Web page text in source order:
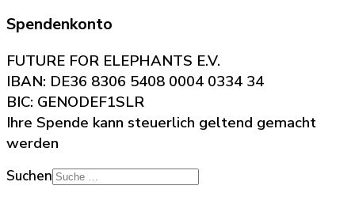
Spendenkonto
FUTURE FOR ELEPHANTS E.V.
IBAN: DE36 8306 5408 0004 0334 34
BIC: GENODEF1SLR
Ihre Spende kann steuerlich geltend gemacht
werden
Suchen